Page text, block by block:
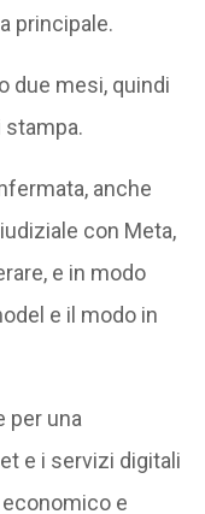
principale.
due mesi, quindi
stampa.
anche
con Meta,
e in modo
e il modo in
per una
e i servizi digitali
e